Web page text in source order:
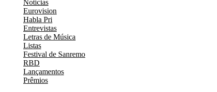
Notícias
Eurovision
Habla Pri
Entrevistas
Letras de Música
Listas
Festival de Sanremo
RBD
Lançamentos
Prêmios